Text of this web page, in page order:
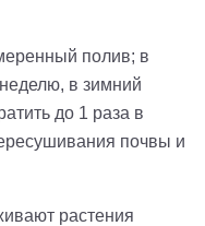
полив; в
в зимний
до 1 раза в
почвы и
растения